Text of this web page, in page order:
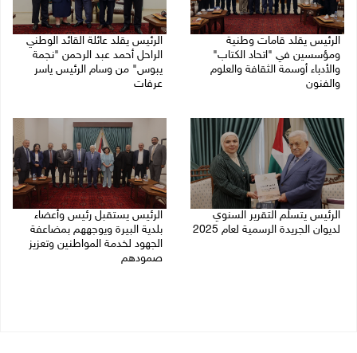
الرئيس يقلد قامات وطنية
ومؤسسين في "اتحاد الكتاب"
والأدباء أوسمة الثقافة والعلوم
والفنون
الرئيس يقلد عائلة القائد الوطني
الراحل أحمد عبد الرحمن "نجمة
يبوس" من وسام الرئيس ياسر
عرفات
الرئيس يتسلّم التقرير السنوي
لديوان الجريدة الرسمية لعام 2025
الرئيس يستقبل رئيس وأعضاء
بلدية البيرة ويوجههم بمضاعفة
الجهود لخدمة المواطنين وتعزيز
صمودهم